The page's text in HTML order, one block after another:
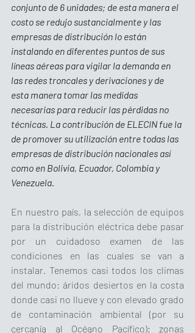
conjunto de 6 unidades; de esta manera el
costo se redujo sustancialmente y las
empresas de distribución lo están
instalando en diferentes puntos de sus
líneas aéreas para vigilar la demanda en
las redes troncales y derivaciones y de
esta manera tomar las medidas
necesarias para reducir las pérdidas no
técnicas. La contribución de ELECIN fue la
de promover su utilización entre todas las
empresas de distribución nacionales así
como en Bolivia, Ecuador, Colombia y
Venezuela.
En nuestro país, la selección de equipos
para la distribución eléctrica debe pasar
por un cuidadoso examen de las
condiciones en las cuales se van a
instalar. Tenemos casi todos los climas
del mundo: áridos desiertos en la costa
donde casi no llueve y con elevado grado
de contaminación ambiental (por su
cercanía al Océano Pacífico); zonas